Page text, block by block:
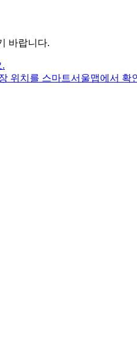
바랍니다.